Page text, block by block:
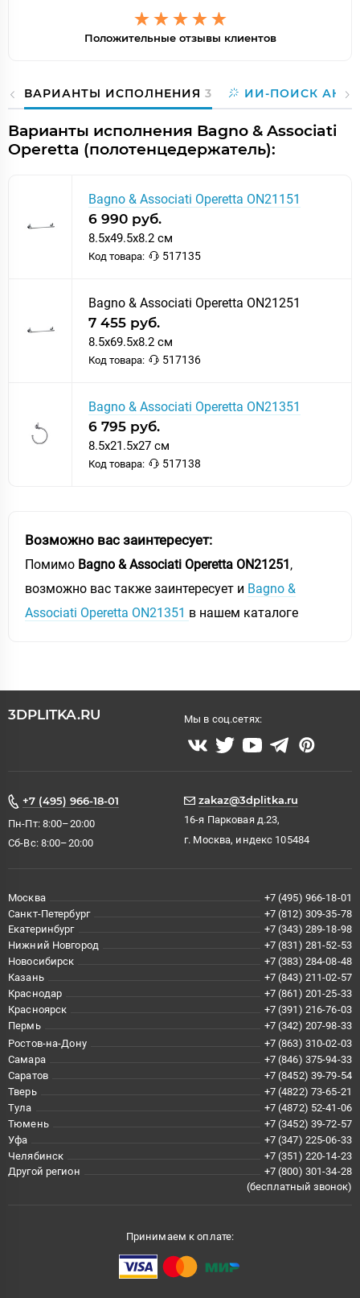
Положительные отзывы клиентов
ВАРИАНТЫ ИСПОЛНЕНИЯ 3 ИИ-ПОИСК
Варианты исполнения Bagno & Associati
Operetta (полотенцедержатель):
Bagno & Associati Operetta ON21151
6 990 руб.
8.5x49.5x8.2 см
Код товара: 517135
Bagno & Associati Operetta ON21251
7 455 руб.
8.5x69.5x8.2 см
Код товара: 517136
Bagno & Associati Operetta ON21351
6 795 руб.
8.5x21.5x27 см
Код товара: 517138
Возможно вас заинтересует:
Помимо Bagno & Associati Operetta ON21251,
возможно вас также заинтересует и Bagno &
Associati Operetta ON21351 в нашем каталоге
3DPLITKA.RU Мы в соц.сетях:
+7 (495) 966-18-01
Пн-Пт: 8:00–20:00
Сб-Вс: 8:00–20:00
zakaz@3dplitka.ru
16-я Парковая д.23,
г. Москва, индекс 105484
Москва
+7 (495) 966-18-01
Санкт-Петербург
+7 (812) 309-35-78
Екатеринбург
+7 (343) 289-18-98
Нижний Новгород
+7 (831) 281-52-53
Новосибирск
+7 (383) 284-08-48
Казань
+7 (843) 211-02-57
Краснодар
+7 (861) 201-25-33
Красноярск
+7 (391) 216-76-03
Пермь
+7 (342) 207-98-33
Ростов-на-Дону
+7 (863) 310-02-03
Самара
+7 (846) 375-94-33
Саратов
+7 (8452) 39-79-54
Тверь
+7 (4822) 73-65-21
Тула
+7 (4872) 52-41-06
Тюмень
+7 (3452) 39-72-57
Уфа
+7 (347) 225-06-33
Челябинск
+7 (351) 220-14-23
Другой регион
+7 (800) 301-34-28
(бесплатный звонок)
Принимаем к оплате: